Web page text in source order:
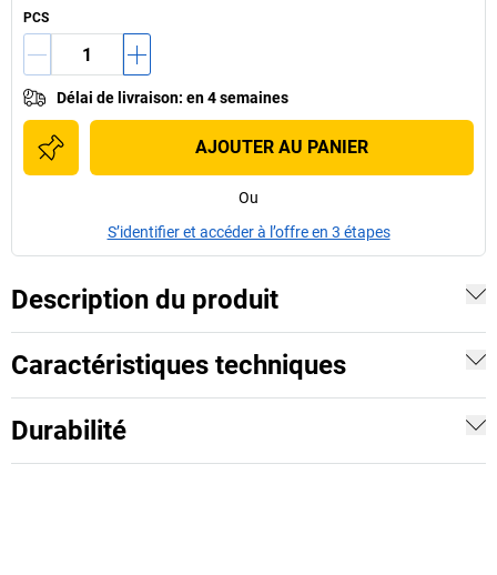
PCS
Délai de livraison: en 4 semaines
AJOUTER AU PANIER
Ou
S’identifier et accéder à l’offre en 3 étapes
Description du produit
Caractéristiques techniques
Durabilité